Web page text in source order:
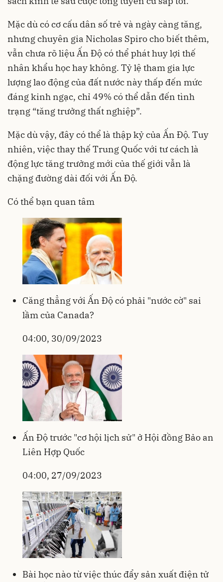
Mặc dù có cơ cấu dân số trẻ và ngày càng tăng,
nhưng chuyên gia Nicholas Spiro cho biết thêm,
vẫn chưa rõ liệu Ấn Độ có thể phát huy lợi thế
nhân khẩu học hay không. Tỷ lệ tham gia lực
lượng lao động của đất nước này thấp đến mức
đáng kinh ngạc, chỉ 49% có thể dẫn đến tình
trạng “tăng trưởng thất nghiệp”.
Mặc dù vậy, đây có thể là thập kỷ của Ấn Độ. Tuy
nhiên, việc thay thế Trung Quốc với tư cách là
động lực tăng trưởng mới của thế giới vẫn là
chặng đường dài đối với Ấn Độ.
Có thể bạn quan tâm
Căng thẳng với Ấn Độ có phải "nước cờ" sai
lầm của Canada?
04:00, 30/09/2023
Ấn Độ trước "cơ hội lịch sử" ở Hội đồng Bảo an
Liên Hợp Quốc
04:00, 27/09/2023
Bài học nào từ việc thúc đẩy sản xuất điện tử